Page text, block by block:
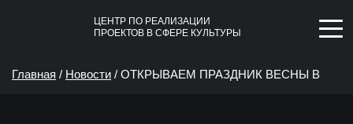
ЦЕНТР ПО РЕАЛИЗАЦИИ
ПРОЕКТОВ В СФЕРЕ КУЛЬТУРЫ
Главная / Новости / ОТКРЫВАЕМ ПРАЗДНИК ВЕСНЫ В